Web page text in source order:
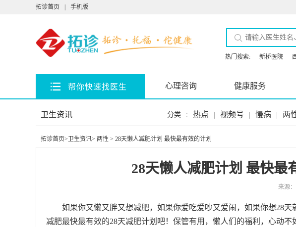
拓诊首页 手机版
热门搜索: 新桥医院
帮你快速找医生 心理咨询 健康服务
卫生资讯 分类 : 热点 | 视频号 | 慢病 | 两
拓诊首页> 卫生资讯> 两性 > 28天懒人减肥计划 最快最有效的计划
28天懒人减肥计划 最快最
来源
如果你又懒又胖又想减肥，如果你爱吃爱吵又爱闹，如果你想28
减肥最快最有效的28天减肥计划吧！保管有用，懒人们的福利，心动不